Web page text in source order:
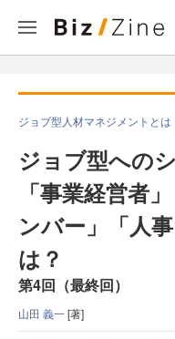
ジョブ型人材マネジメントとは
ジョブ型への
「事業経営者
ンバー」「人
は？
第4回（最終回）
山田 義一[著]